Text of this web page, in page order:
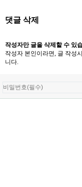
댓글 삭제
작성자만 글을 삭제할 수 있
작성자 본인이라면, 글 작성
니다.